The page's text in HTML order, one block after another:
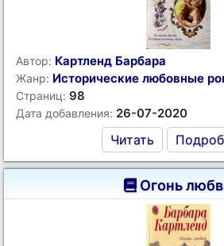
Автор: Картленд Барбара
Жанр: Исторические любовные
Страниц: 98
Дата добавления: 26-07-2020
Читать
Огонь